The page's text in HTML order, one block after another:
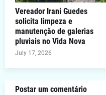
Vereador Irani Guedes
solicita limpeza e
manutenção de galerias
pluviais no Vida Nova
July 17, 2026
Postar um comentário